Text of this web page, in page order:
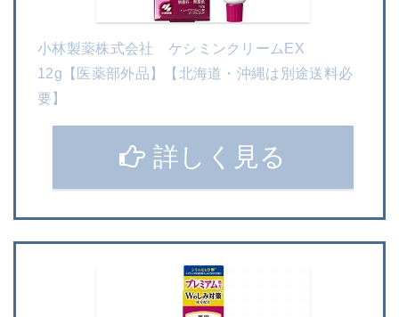
小林製薬株式会社 ケシミンクリームEX
12g【医薬部外品】【北海道・沖縄は別途送料必
要】
詳しく見る